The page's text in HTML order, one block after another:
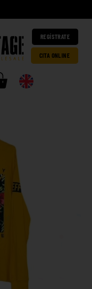
REGÍSTRATE
CITA ONLINE